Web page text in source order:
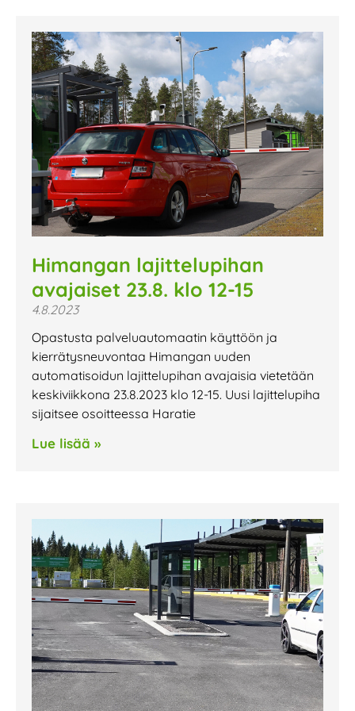
Himangan lajittelupihan
avajaiset 23.8. klo 12-15
4.8.2023
Opastusta palveluautomaatin käyttöön ja
kierrätysneuvontaa Himangan uuden
automatisoidun lajittelupihan avajaisia vietetään
keskiviikkona 23.8.2023 klo 12-15. Uusi lajittelupiha
sijaitsee osoitteessa Haratie
Lue lisää »